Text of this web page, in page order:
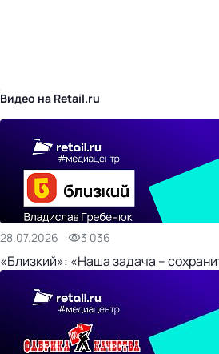
Видео на Retail.ru
28.07.2026 3 036
«Близкий»: «Наша задача –